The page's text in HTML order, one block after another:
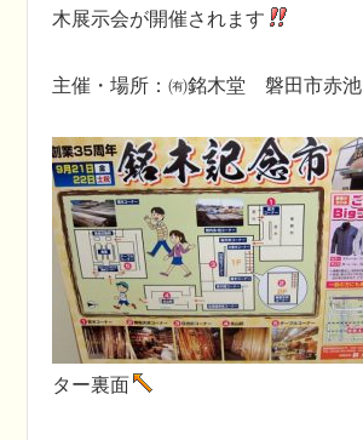
木展示会が開催されます
主催・場所：㈲銘木堂 磐田市赤池
ター裏面